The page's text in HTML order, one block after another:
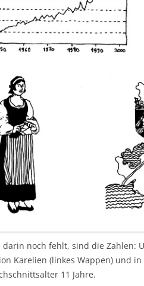
darin noch fehlt, sind die Zahlen:
Karelien (linkes Wappen) und
11 Jahre.